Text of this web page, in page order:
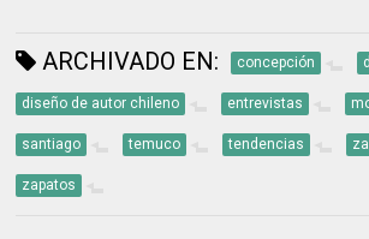
ARCHIVADO EN: concepción
diseño de autor chileno entrevistas
santiago temuco tendencias
zapatos